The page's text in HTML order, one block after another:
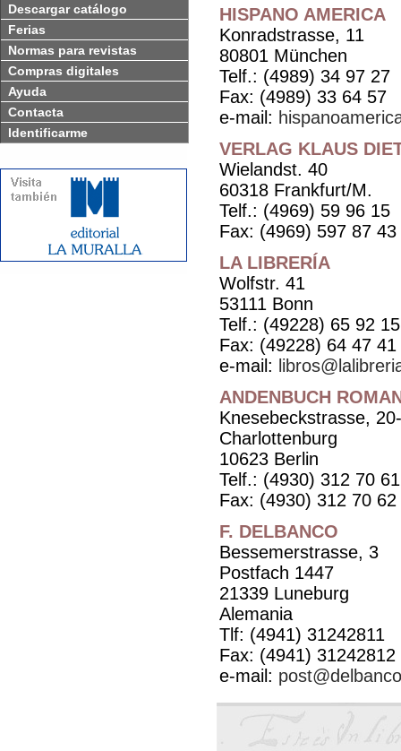
Descargar catálogo
Ferias
Normas para revistas
Compras digitales
Ayuda
Contacta
Identificarme
HISPANO AMERICA
Konradstrasse, 11
80801 München
Telf.: (4989) 34 97 27
Fax: (4989) 33 64 57
e-mail:
VERLAG KLAUS
Wielandst. 40
60318 Frankfurt/M.
Telf.: (4969) 59 96 15
Fax: (4969) 597 87 43
LA LIBRERÍA
Wolfstr. 41
53111 Bonn
Telf.: (49228) 65 92 15
Fax: (49228) 64 47 41
e-mail:
ANDENBUCH
Knesebeckstrasse,
Charlottenburg
10623 Berlin
Telf.: (4930) 312 70 61
Fax: (4930) 312 70 62
F. DELBANCO
Bessemerstrasse, 3
Postfach 1447
21339 Luneburg
Alemania
Tlf: (4941) 31242811
Fax: (4941) 31242812
e-mail: